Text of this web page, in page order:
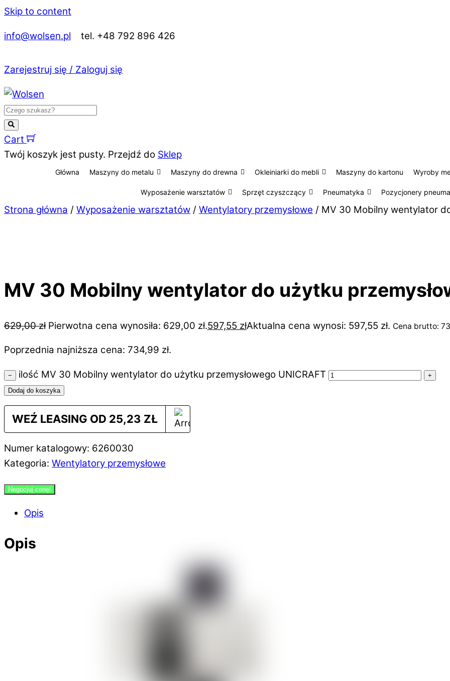
Skip to content
info@wolsen.pl tel. +48 792 896 426
Zarejestruj się / Zaloguj się
Cart
Twój koszyk jest pusty. Przejdź do Sklep
Główna Maszyny do metalu Maszyny do drewna Okleiniarki do mebli Maszyny do kartonu Wyroby
Wyposażenie warsztatów Sprzęt czyszczący Pneumatyka Pozycjonery
Strona główna / Wyposażenie warsztatów / Wentylatory przemysłowe / MV 30 Mobilny wentylator
MV 30 Mobilny wentylator do użytku
629,00zł Pierwotna cena wynosiła: 629,00 zł.597,55 złAktualna cena wynosi: 597,55 zł. Cena brutto:
Poprzednia najniższa cena: 734,99 zł.
− ilość MV 30 Mobilny wentylator do użytku przemysłowego UNICRAFT
+
Dodaj do koszyka
WEŹ LEASING OD 25,23 ZŁ
Numer katalogowy: 6260030
Kategoria: Wentylatory przemysłowe
Negocjuj cenę!
Opis
Opis